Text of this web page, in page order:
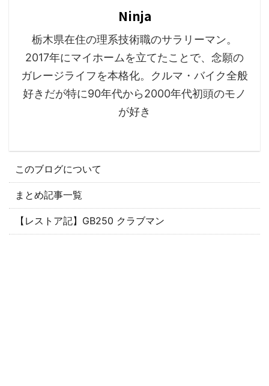
Ninja
栃木県在住の理系技術職のサラリーマン。
2017年にマイホームを立てたことで、念願の
ガレージライフを本格化。クルマ・バイク全般
好きだが特に90年代から2000年代初頭のモノ
が好き
このブログについて
まとめ記事一覧
【レストア記】GB250 クラブマン